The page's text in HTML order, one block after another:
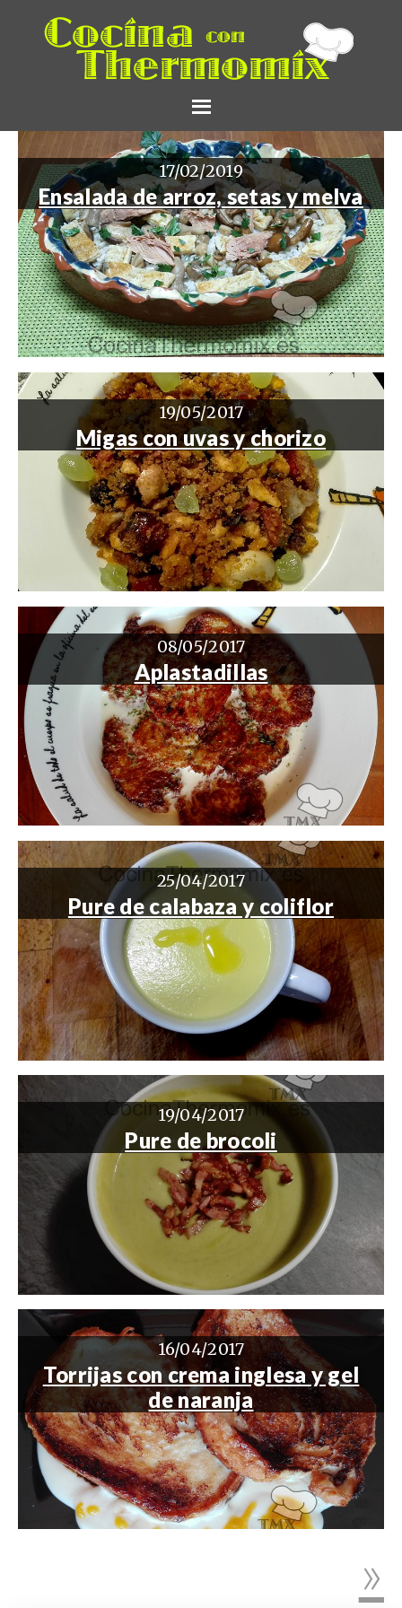
17/02/2019
Ensalada de arroz, setas y melva
19/05/2017
Migas con uvas y chorizo
08/05/2017
Aplastadillas
25/04/2017
Pure de calabaza y coliflor
19/04/2017
Pure de brocoli
16/04/2017
Torrijas con crema inglesa y gel
de naranja
»